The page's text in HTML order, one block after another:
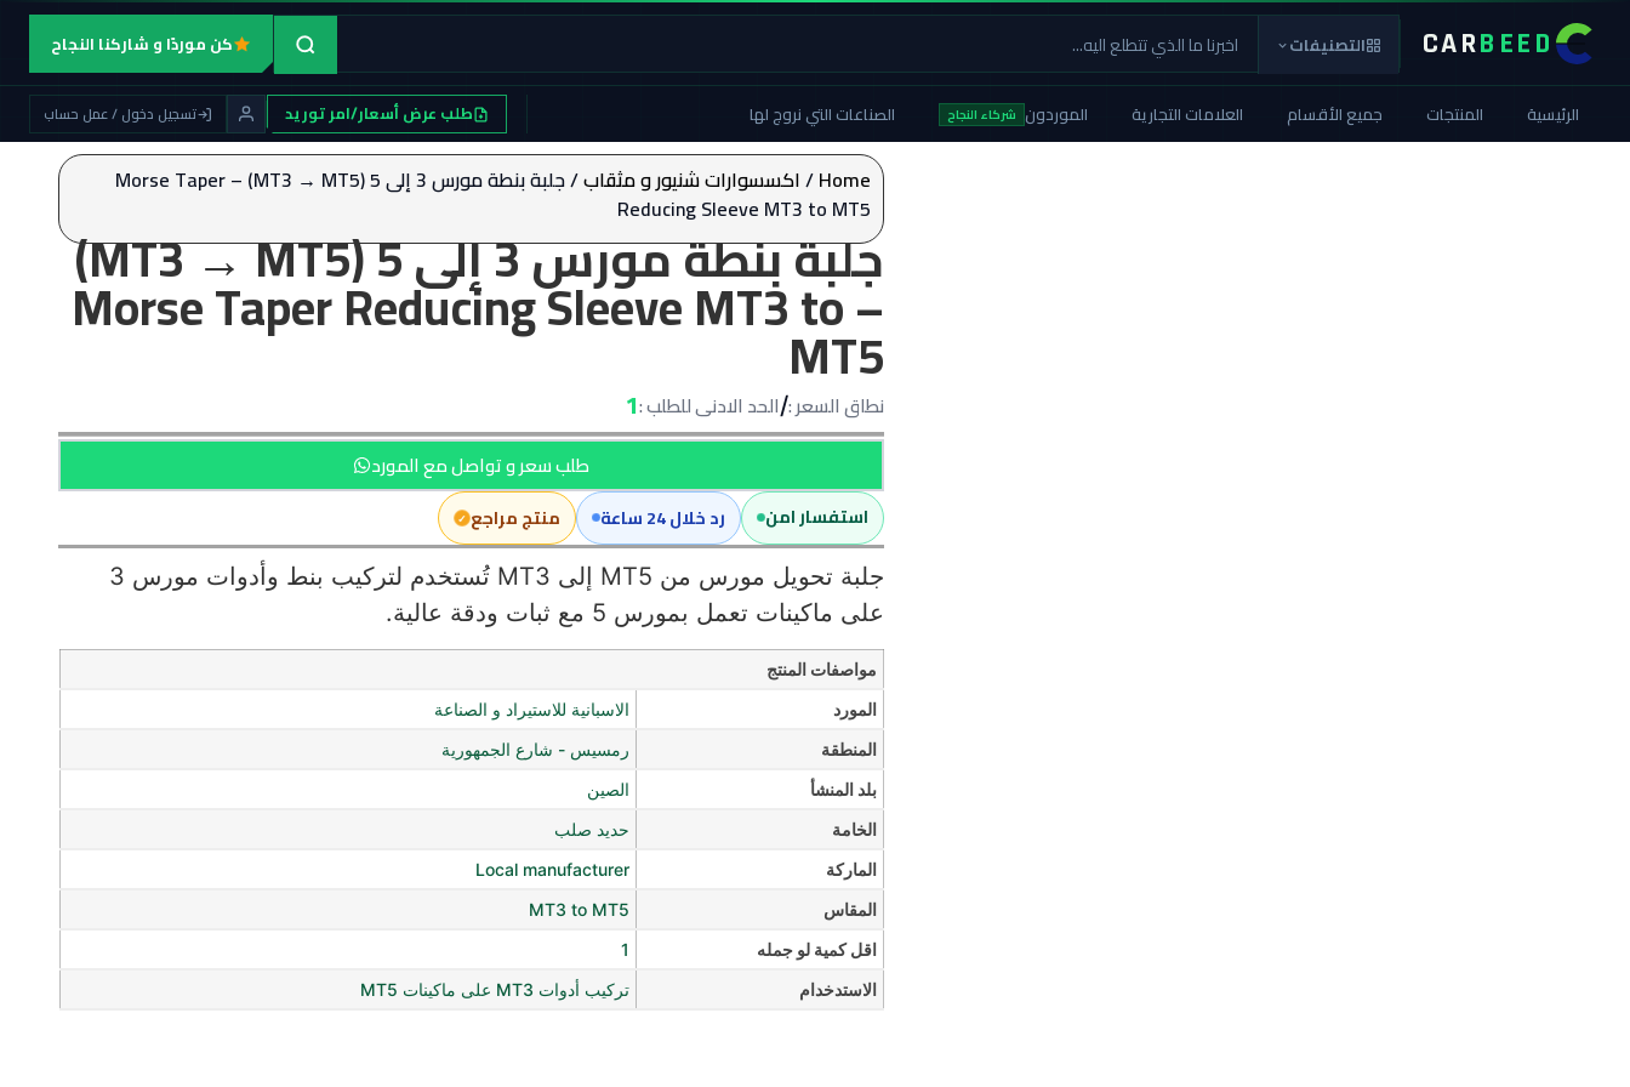
CARBEED التصنيفات كن موردًا و شاركنا النجاح
الرئيسية المنتجات جميع الأقسام العلامات التجارية الموردون شركاء النجاح الصناعات التي نروج لها طلب عرض أسعار/امر توريد تسجيل دخول / عمل حساب
Home
/اكسسوارات شنيور و مثقاب
/ جلبة بنطة مورس 3 إلى 5 (MT3 → MT5) – Morse Taper
Reducing Sleeve MT3 to MT5
جلبة بنطة مورس 3 إلى 5 (MT3 → MT5)
– Morse Taper Reducing Sleeve MT3 to
MT5
نطاق السعر :/الحد الادنى للطلب :1
طلب سعر و تواصل مع المورد
استفسار امن رد خلال 24 ساعة منتج مراجع
جلبة تحويل مورس من MT5 إلى MT3 تُستخدم لتركيب بنط وأدوات مورس 3
على ماكينات تعمل بمورس 5 مع ثبات ودقة عالية.
مواصفات المنتج
المورد
الاسبانية للاستيراد و الصناعة
المنطقة
رمسيس - شارع الجمهورية
بلد المنشأ
الصين
الخامة
حديد صلب
الماركة
Local manufacturer
المقاس
MT3 to MT5
اقل كمية لو جمله
1
الاستدخدام
تركيب أدوات MT3 على ماكينات MT5